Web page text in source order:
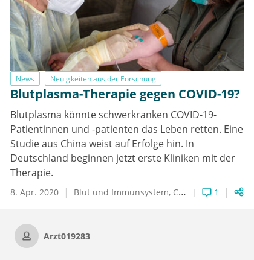
News Neuigkeiten aus der Forschung
Blutplasma-Therapie gegen COVID-19?
Blutplasma könnte schwerkranken COVID-19-
Patientinnen und -patienten das Leben retten. Eine
Studie aus China weist auf Erfolge hin. In
Deutschland beginnen jetzt erste Kliniken mit der
Therapie.
8. Apr. 2020 Blut und Immunsystem Coronavirus 1
Arzt019283